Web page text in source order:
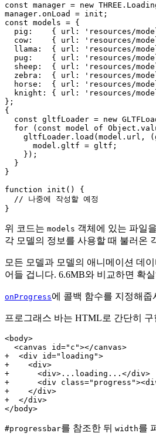
const manager = new
manager.onLoad = init;
const models = {
pig:    { url: 'resources/
cow:    { url: 'resources/
llama:  { url: 'resources/
pug:    { url: 'resources/
sheep:  { url: 'resources/
zebra:  { url: 'resources/
horse:  { url: 'resources/
knight: { url: 'resources/
};
{
const gltfLoader = new
for (const model of
gltfLoader.load(model.url,
      model.gltf = gltf;
    });
  }
}
function init() {
  // 나중에 작성할 예정
위 코드는 models 객체에 있는 파일
각 모델의 정보를 사용할 때 불러온
모든 모델과 모델의 애니메이션 데
어들 겁니다. 6.6MB와 비교하면 확
onProgress에 콜백 함수를 지정해
프로그래스 바는 HTML로 간단히 구
<body>
  <canvas id="c"></canvas>
+  <div id="loading">
+    <div>
+      <div>...loading...</div>
+      <div
+    </div>
+  </div>
#progressbar를 참조한 뒤 width를